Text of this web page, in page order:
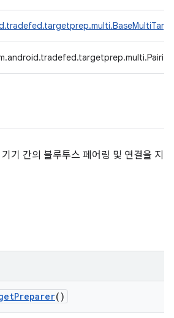
기 간의 블루투스 페어링 및 연결을 지
Preparer()